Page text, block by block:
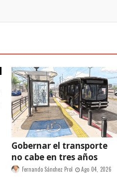
Gobernar el transporte
no cabe en tres años
Fernando Sánchez Prol Ago 04, 2026